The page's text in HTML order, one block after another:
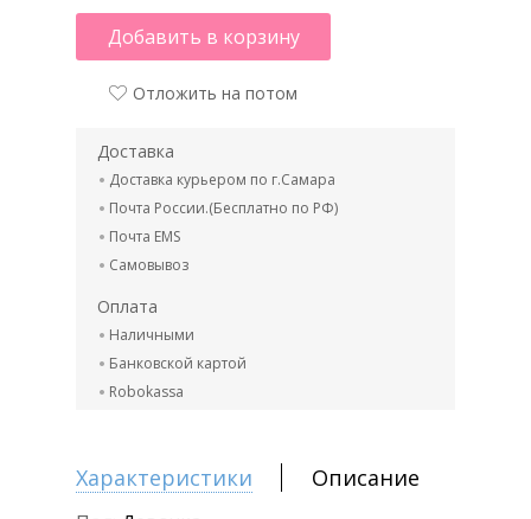
Добавить в корзину
Отложить на потом
Доставка
Доставка курьером по г.Самара
Почта России.(Бесплатно по РФ)
Почта EMS
Самовывоз
Оплата
Наличными
Банковской картой
Robokassa
Характеристики Описание